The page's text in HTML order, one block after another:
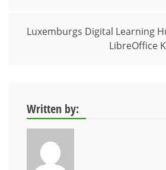
Luxemburgs Digital Learning
LibreOffice
Written by: